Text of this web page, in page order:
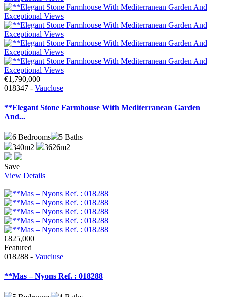
€1,790,000
018347 - Vaucluse
**Elegant Stone Farmhouse With Mediterranean Garden
And...
6 Bedrooms 5 Baths
340m2
3626m2
Save
View Details
€825,000
Featured
018288 - Vaucluse
**Mas – Nyons Ref. : 018288